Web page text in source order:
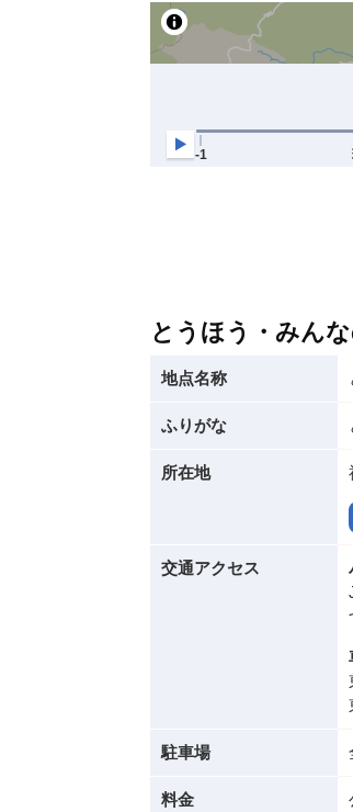
とうほう・みん
地点名称
ふりがな
所在地
交通アクセス
駐車場
料金